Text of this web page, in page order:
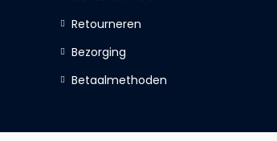
Retourneren
Bezorging
Betaalmethoden